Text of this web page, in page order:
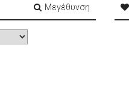
Μεγέθυνση